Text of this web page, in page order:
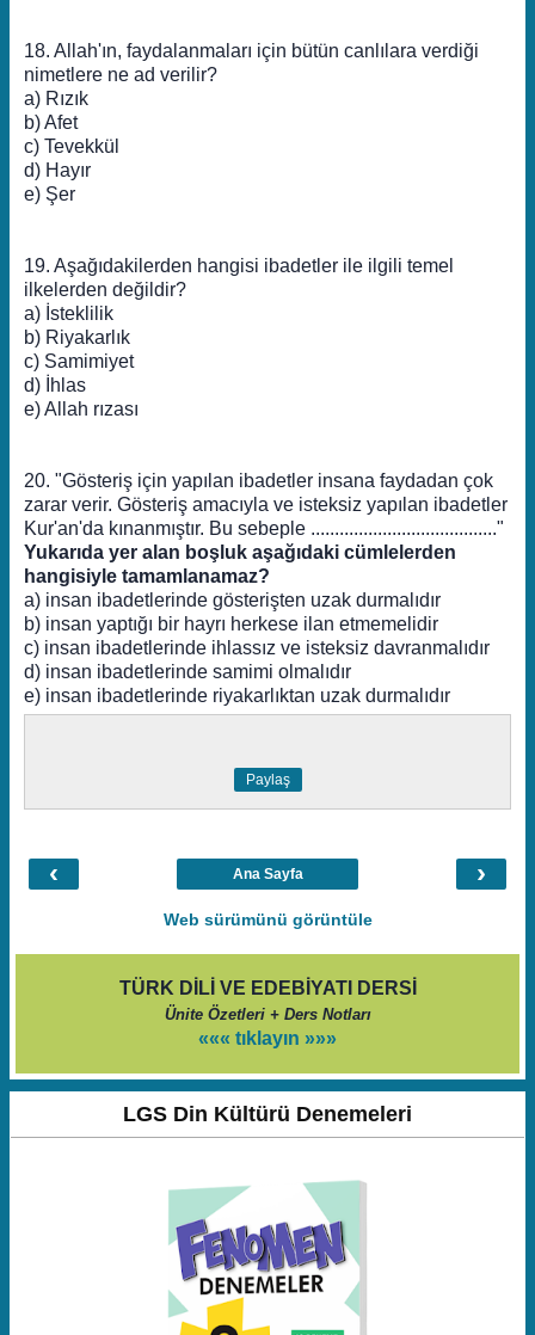
18. Allah'ın, faydalanmaları için bütün canlılara verdiği
nimetlere ne ad verilir?
a) Rızık
b) Afet
c) Tevekkül
d) Hayır
e) Şer
19. Aşağıdakilerden hangisi ibadetler ile ilgili temel
ilkelerden değildir?
a) İsteklilik
b) Riyakarlık
c) Samimiyet
d) İhlas
e) Allah rızası
20. "Gösteriş için yapılan ibadetler insana faydadan çok
zarar verir. Gösteriş amacıyla ve isteksiz yapılan ibadetler
Kur'an'da kınanmıştır. Bu sebeple ......................................."
Yukarıda yer alan boşluk aşağıdaki cümlelerden
hangisiyle tamamlanamaz?
a) insan ibadetlerinde gösterişten uzak durmalıdır
b) insan yaptığı bir hayrı herkese ilan etmemelidir
c) insan ibadetlerinde ihlassız ve isteksiz davranmalıdır
d) insan ibadetlerinde samimi olmalıdır
e) insan ibadetlerinde riyakarlıktan uzak durmalıdır
Paylaş
‹ ›
Ana Sayfa
Web sürümünü görüntüle
TÜRK DİLİ VE EDEBİYATI DERSİ
Ünite Özetleri + Ders Notları
««« tıklayın »»»
LGS Din Kültürü Denemeleri